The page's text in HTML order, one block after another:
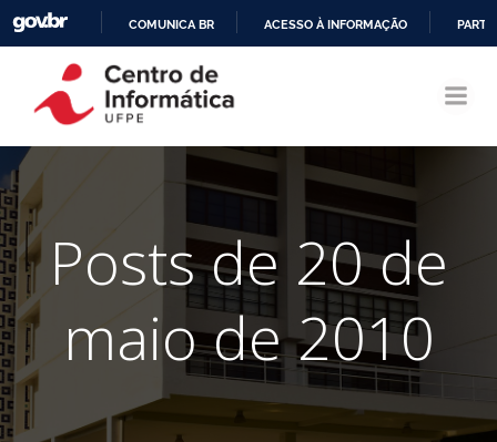
CONTEÚDO
COMUNICA BR ACESSO À INFORMAÇÃO
Posts de 20 de
maio de 2010